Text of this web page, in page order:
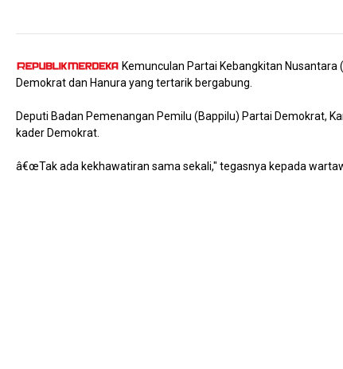
Kemunculan Partai Kebangkitan
Demokrat dan Hanura yang tertarik bergabung.
Deputi Badan Pemenangan Pemilu (Bappilu) Partai Demokrat,
kader Demokrat.
â€œTak ada kekhawatiran sama sekali," tegasnya kepada